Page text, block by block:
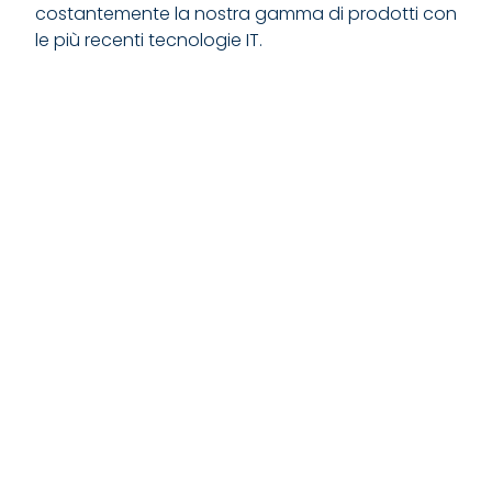
costantemente la nostra gamma di prodotti con
le più recenti tecnologie IT.